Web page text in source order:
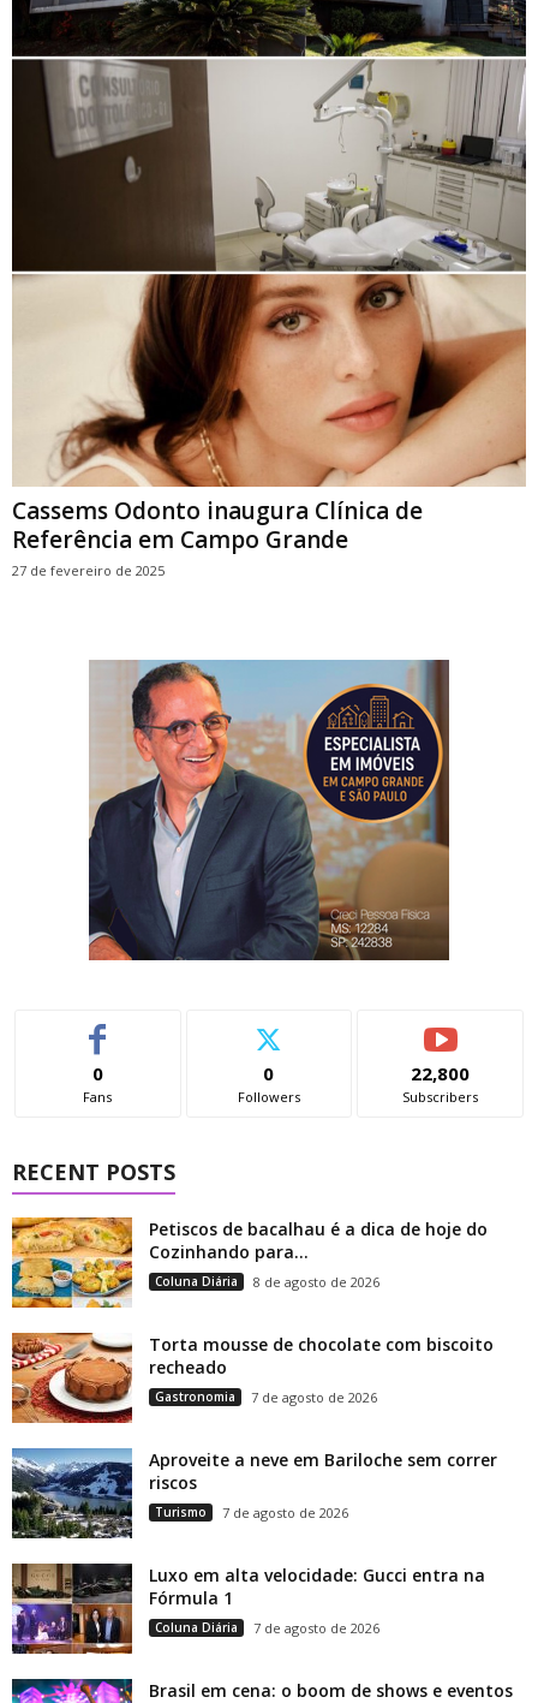
Cassems Odonto inaugura Clínica de
Referência em Campo Grande
27 de fevereiro de 2025
0
Fans
0
Followers
22,800
Subscribers
RECENT POSTS
Petiscos de bacalhau é a dica de hoje do
Cozinhando para...
Coluna Diária 8 de agosto de 2026
Torta mousse de chocolate com biscoito
recheado
Gastronomia 7 de agosto de 2026
Aproveite a neve em Bariloche sem correr
riscos
Turismo 7 de agosto de 2026
Luxo em alta velocidade: Gucci entra na
Fórmula 1
Coluna Diária 7 de agosto de 2026
Brasil em cena: o boom de shows e eventos